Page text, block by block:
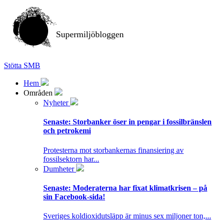
Supermiljöbloggen
Stötta SMB
Hem
Områden
Nyheter
Senaste: Storbanker öser in pengar i fossilbränslen
och petrokemi
Protesterna mot storbankernas finansiering av
fossilsektorn har...
Dumheter
Senaste: Moderaterna har fixat klimatkrisen – på
sin Facebook-sida!
Sveriges koldioxidutsläpp är minus sex miljoner ton,...